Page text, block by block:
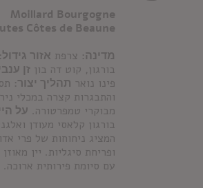
Moillard Bourgogne
Côtes de Beaune
מדינה: צרפת אזור גידול:
בורגון, קוט דה בון זן
פינו נואר תהליך יצור:
והתבגרות קצרה במכלי
מבוקרי טמפרטורה. על
בורגון קלאסי מעודן
המציג ניחוחות של פרי
ופריחת סיגליות. יין
עם סיומת פירותית ארוכה.